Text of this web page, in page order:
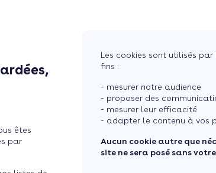
êtes
par
Les cookies sont utilisés
fins :
- mesurer notre audience
- proposer des
- mesurer leur efficacité
- adapter le contenu à vos
Aucun cookie autre que
site ne sera posé sans
Courtier en
de règle pour